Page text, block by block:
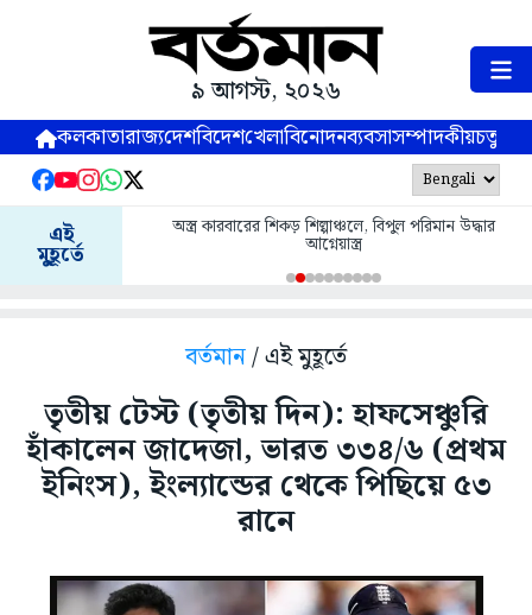
৯ আগস্ট, ২০২৬
কলকাতারাজ্যদেশবিদেশখেলাবিনোদনব্যবসাসম্পাদকীয়
এই
মুহূর্তে
অস্ত্র কারবারের শিকড় শিল্পাঞ্চলে, বিপুল পরিমান উদ্ধার
আগ্নেয়াস্ত্র
বর্তমান/ এই মুহূর্তে
তৃতীয় টেস্ট (তৃতীয় দিন): হাফসেঞ্চুরি
হাঁকালেন জাদেজা, ভারত ৩৩৪/৬ (প্রথম
ইনিংস), ইংল্যান্ডের থেকে পিছিয়ে ৫৩
রানে